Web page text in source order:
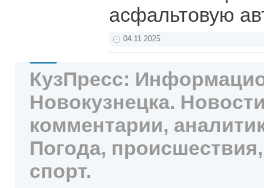
асфальтовую
04.11.2025
КузПресс:
Новокузнецка.
комментарии,
Погода,
спорт.